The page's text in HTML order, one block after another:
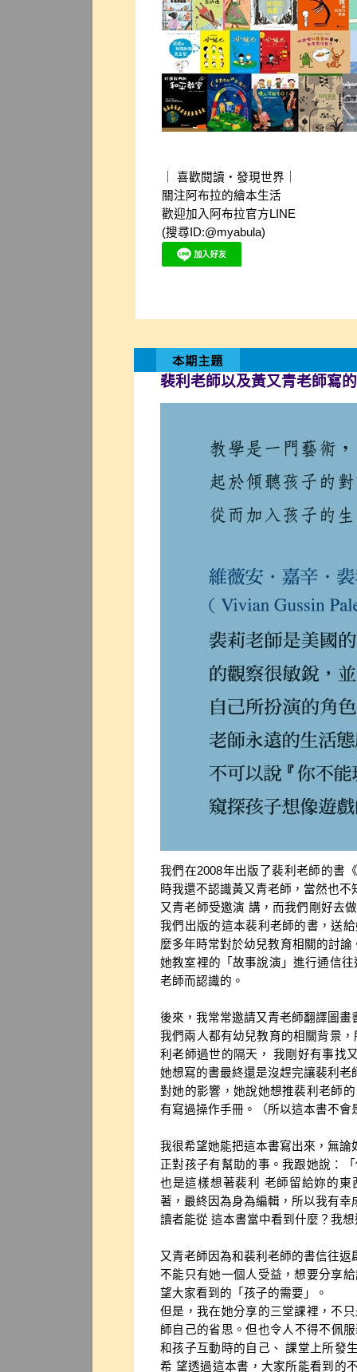
｜ 喜歡閱讀‧發現世界｜
關注阿布拉的繪本生活
歡迎加入阿布拉官方LINE
(搜尋ID:@myabula)
裴利老師以及黃又青老師寫
我們在2008年出版了裴利老師的
時我還不認識黃又青老師，當然也
又青老師受邀演 講，而我們剛好去
我們出版的這本裴利老師的書，送
麼多年時常對於幼兒教育相關的討
她教室裡的「故事說演」進行通信
老師而認識的。
後來，我常常邀請又青老師翻譯圖
我們兩人都有幼兒教育的相關背景
利老師過世的隔天， 我剛好有事找
她想寫的書最終還是沒趕完讓裴利
對她的影響，她說她想推裴利老師
有寫過操作手冊。（所以這本書不
我很希望她能把這本書寫出來，無
正對孩子有幫助的事。我跟她說：
也是這樣想著裴利 老師留給妳的
著，最終因為身為編輯，所以我有
讀者能從 這本書當中看到什麼？我
又青老師因為和裴利老師的書信往
不能只有她一個人受益，想要分享
望大家看到的「孩子的需要」。
但是，我在她分享的三堂課裡，不
師自己的省思。但也令人不得不佩
和孩子互動時的自己、 課堂上所發
希 望透過這本書，大家所能看到的